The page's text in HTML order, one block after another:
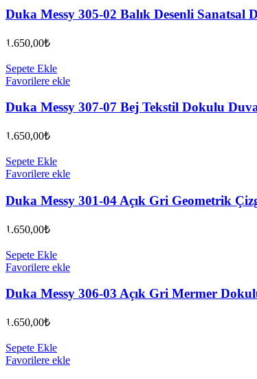
Duka Messy 305-02 Balık Desenli Sanatsal
1.650,00₺
Sepete Ekle
Favorilere ekle
Duka Messy 307-07 Bej Tekstil Dokulu
1.650,00₺
Sepete Ekle
Favorilere ekle
Duka Messy 301-04 Açık Gri Geometrik
1.650,00₺
Sepete Ekle
Favorilere ekle
Duka Messy 306-03 Açık Gri Mermer
1.650,00₺
Sepete Ekle
Favorilere ekle